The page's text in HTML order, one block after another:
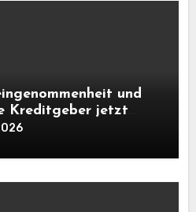
und
Kreditgeber jetzt